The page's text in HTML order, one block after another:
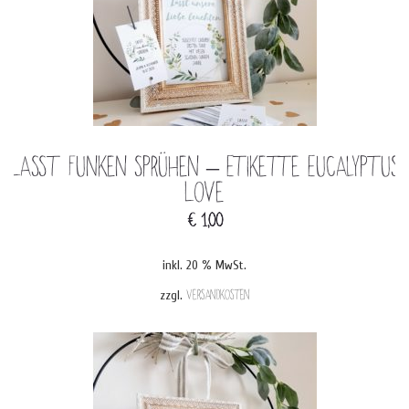
Lasst Funken sprühen – Etikette Eucalyptus
Love
€1,00
inkl. 20 % MwSt.
zzgl. Versandkosten